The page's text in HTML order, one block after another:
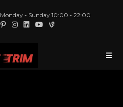
Monday - Sunday 10:00 - 22:00